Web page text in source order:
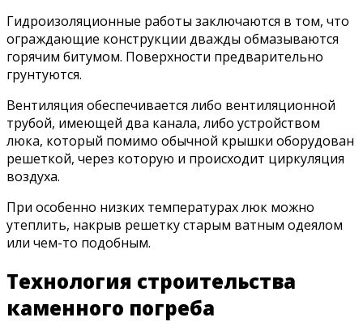
Гидроизоляционные работы заключаются в том, что
ограждающие конструкции дважды обмазываются
горячим битумом. Поверхности предварительно
грунтуются.
Вентиляция обеспечивается либо вентиляционной
трубой, имеющей два канала, либо устройством
люка, который помимо обычной крышки оборудован
решеткой, через которую и происходит циркуляция
воздуха.
При особенно низких температурах люк можно
утеплить, накрыв решетку старым ватным одеялом
или чем-то подобным.
Технология строительства
каменного погреба